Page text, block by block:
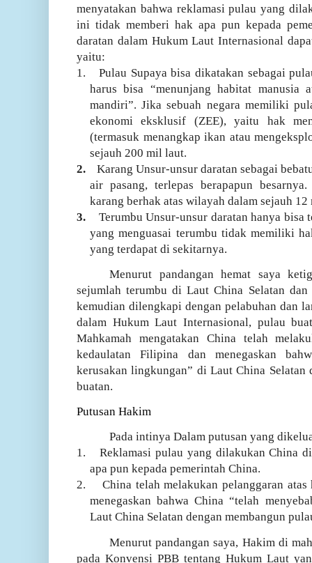
menyatakan bahwa reklamasi pulau yang
ini tidak memberi hak apa pun kepada
daratan dalam Hukum Laut Internasional
yaitu:
1.
Pulau Supaya bisa dikatakan sebagai
harus bisa “menunjang habitat manusia
mandiri”. Jika sebuah negara memiliki
ekonomi eksklusif (ZEE), yaitu hak
(termasuk menangkap ikan atau
sejauh 200 mil laut.
2.
Karang Unsur-unsur daratan sebagai
air pasang, terlepas berapapun
karang berhak atas wilayah dalam sejauh
3.
Terumbu Unsur-unsur daratan hanya bisa
yang menguasai terumbu tidak memiliki
yang terdapat di sekitarnya.
Menurut pandangan hemat saya
sejumlah terumbu di Laut China Selatan
kemudian dilengkapi dengan pelabuhan dan
dalam Hukum Laut Internasional, pulau
Mahkamah mengatakan China telah
kedaulatan Filipina dan menegaskan
kerusakan lingkungan” di Laut China Selatan
buatan.
Putusan Hakim
Pada intinya Dalam putusan yang
1.
Reklamasi pulau yang dilakukan China
apa pun kepada pemerintah China.
2.
China telah melakukan pelanggaran
menegaskan bahwa China “telah
Laut China Selatan dengan membangun
Menurut pandangan saya, Hakim di
pada Konvensi PBB tentang Hukum Laut